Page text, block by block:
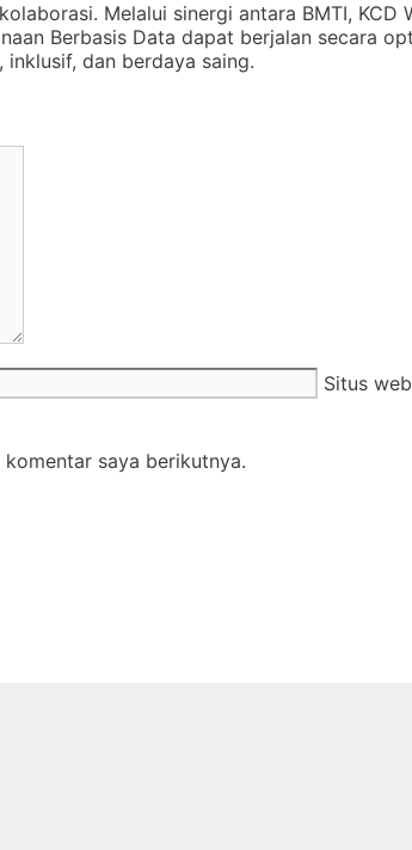
Melalui sinergi antara BMTI, KCD
Berbasis Data dapat berjalan secara
dan berdaya saing.
Situs web
saya berikutnya.